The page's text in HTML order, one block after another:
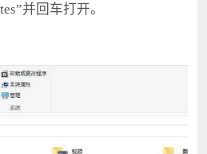
并回车打开。